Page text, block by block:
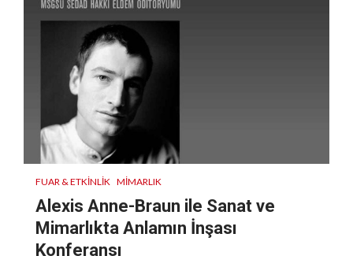
FUAR & ETKINLIK MIMARLIK
Alexis Anne-Braun ile Sanat ve
Mimarlıkta Anlamın İnşası
Konferansı